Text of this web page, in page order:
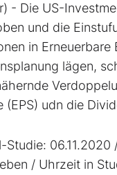
- Die US-
und die
in
lägen,
(EPS) udn die
/ Uhrzeit in